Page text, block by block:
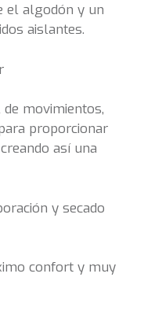
el algodón y un
aislantes.
de movimientos,
proporcionar
así una
y secado
confort y muy